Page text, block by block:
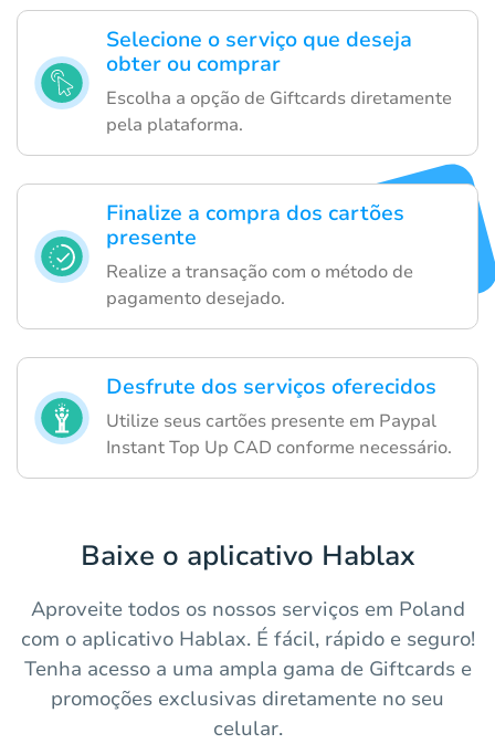
Selecione o serviço que deseja
obter ou comprar
Escolha a opção de Giftcards diretamente
pela plataforma.
Finalize a compra dos cartões
presente
Realize a transação com o método de
pagamento desejado.
Desfrute dos serviços oferecidos
Utilize seus cartões presente em Paypal
Instant Top Up CAD conforme necessário.
Baixe o aplicativo Hablax
Aproveite todos os nossos serviços em Poland
com o aplicativo Hablax. É fácil, rápido e seguro!
Tenha acesso a uma ampla gama de Giftcards e
promoções exclusivas diretamente no seu
celular.